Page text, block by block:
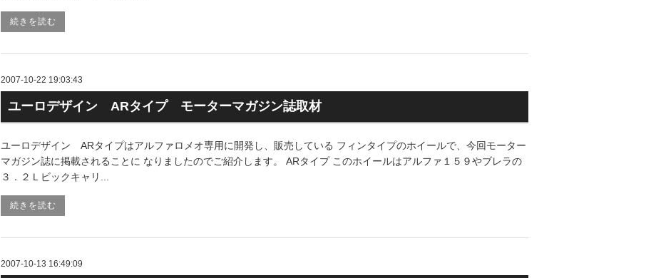
続きを読む
2007-10-22 19:03:43
ユーロデザイン ARタイプ モーターマガジン誌取材
ユーロデザイン ARタイプはアルファロメオ専用に開発し、販売している フィンタイプのホイールで、今回モーター
マガジン誌に掲載されることに なりましたのでご紹介します。 ARタイプ このホイールはアルファ１５９やブレラの
３．２Ｌビックキャリ...
続きを読む
2007-10-13 16:49:09